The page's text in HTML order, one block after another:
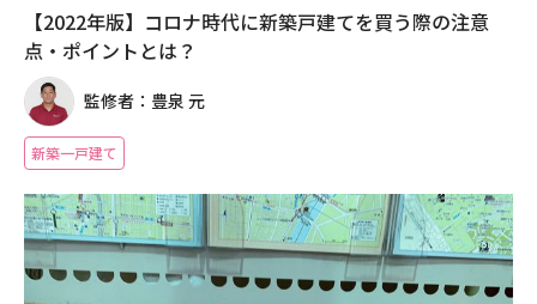
【2022年版】コロナ時代に新築戸建てを買う際の注意
点・ポイントとは？
監修者：豊泉 元
新築一戸建て